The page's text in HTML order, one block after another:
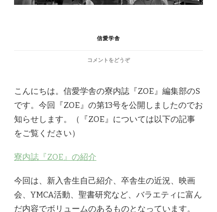
信愛学舎
コメントをどうぞ(ZOE
号
公
し
こんにちは。信愛学舎の寮内誌『ZOE』編集部のS
です。今回『ZOE』の第13号を公開しましたのでお
知らせします。（『ZOE』については以下の記事
をご覧ください）
寮内誌『ZOE』の紹介
今回は、新入舎生自己紹介、卒舎生の近況、映画
会、YMCA活動、聖書研究など、バラエティに富ん
だ内容でボリュームのあるものとなっています。